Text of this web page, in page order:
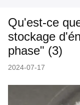
Qu'est-ce
stockage
phase" (3)
2024-07-17